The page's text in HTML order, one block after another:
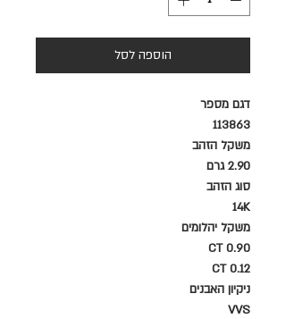
הוספה לסל
דגם מספר
113863
משקל הזהב
2.90 גרם
סוג הזהב
14K
משקל יהלומים
0.90 CT
0.12 CT
ניקיון האבנים
VVS